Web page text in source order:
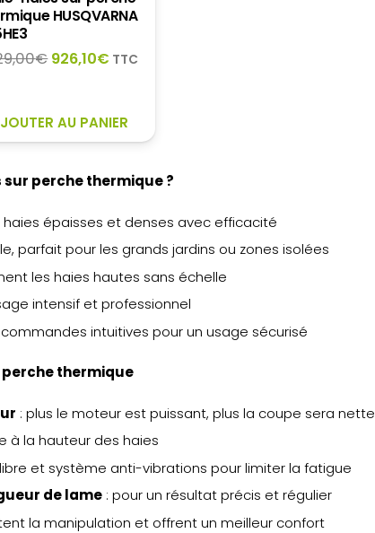
HUSQVARNA
€ Le
était :
1
926,10€ Le
est :
926,10€.
TTC
AU PANIER
perche thermique ?
haies épaisses et denses avec efficacité
parfait pour les grands jardins ou zones isolées
les haies hautes sans échelle
intensif et professionnel
intuitives pour un usage sécurisé
perche thermique
: plus le moteur est puissant, plus la coupe sera nette
à la hauteur des haies
et système anti-vibrations pour limiter la fatigue
de lame : pour un résultat précis et régulier
la manipulation et offrent un meilleur confort